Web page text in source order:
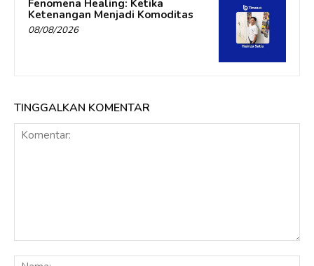
Fenomena Healing: Ketika
Ketenangan Menjadi Komoditas
08/08/2026
TINGGALKAN KOMENTAR